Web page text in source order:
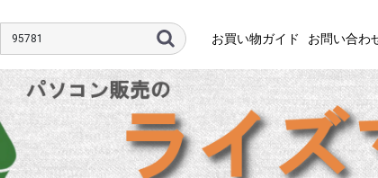
お買い物ガイド お問い合わ